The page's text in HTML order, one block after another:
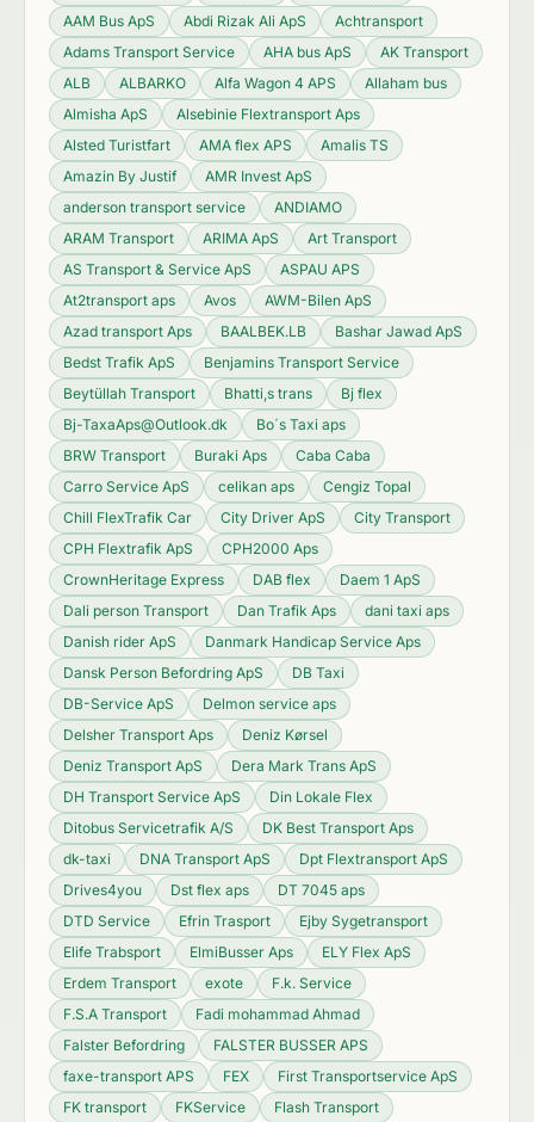
AAM Bus ApS
Abdi Rizak Ali ApS
Achtransport
Adams Transport Service
AHA bus ApS
AK Transport
ALB
ALBARKO Alfa Wagon 4 APS
Allaham bus
Almisha ApS
Alsebinie Flextransport Aps
Alsted Turistfart
AMA flex APS
Amalis TS
Amazin By Justif
AMR Invest ApS
anderson transport service
ANDIAMO
ARAM Transport
ARIMA ApS
Art Transport
AS Transport & Service ApS
ASPAU APS
At2transport aps
Avos
AWM-Bilen ApS
Azad transport Aps
BAALBEK.LB
Bashar Jawad ApS
Bedst Trafik ApS
Benjamins Transport Service
Beytüllah Transport
Bhatti,s trans
Bj flex
Bj-TaxaAps@Outlook.dk
Bo´s Taxi aps
BRW Transport
Buraki Aps
Caba Caba
Carro Service ApS
celikan aps
Cengiz Topal
Chill FlexTrafik Car
City Driver ApS
City Transport
CPH Flextrafik ApS
CPH2000 Aps
CrownHeritage Express
DAB flex
Daem 1 ApS
Dali person Transport
Dan Trafik Aps
dani taxi aps
Danish rider ApS
Danmark Handicap Service Aps
Dansk Person Befordring ApS
DB Taxi
DB-Service ApS
Delmon service aps
Delsher Transport Aps
Deniz Kørsel
Deniz Transport ApS
Dera Mark Trans ApS
DH Transport Service ApS
Din Lokale Flex
Ditobus Servicetrafik A/S
DK Best Transport Aps
dk-taxi
DNA Transport ApS
Dpt Flextransport ApS
Drives4you
Dst flex aps
DT 7045 aps
DTD Service
Efrin Trasport
Ejby Sygetransport
Elife Trabsport
ElmiBusser Aps
ELY Flex ApS
Erdem Transport
exote
F.k. Service
F.S.A Transport
Fadi mohammad Ahmad
Falster Befordring
FALSTER BUSSER APS
faxe-transport APS
FEX
First Transportservice ApS
FK transport
FKService
Flash Transport